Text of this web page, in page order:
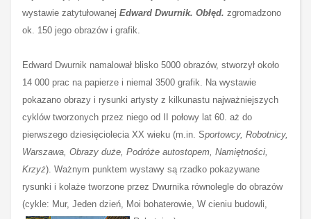
wystawie zatytułowanej Edward Dwurnik. Obłęd. zgromadzono
ok. 150 jego obrazów i grafik.
Edward Dwurnik namalował blisko 5000 obrazów, stworzył około
14 000 prac na papierze i niemal 3500 grafik. Na wystawie
pokazano obrazy i rysunki artysty z kilkunastu najważniejszych
cyklów tworzonych przez niego od II połowy lat 60. aż do
pierwszego dziesięciolecia XX wieku (m.in. Sportowcy, Robotnicy,
Warszawa, Obrazy duże, Podróże autostopem, Namiętności,
Krzyż). Ważnym punktem wystawy są rzadko pokazywane
rysunki i kolaże tworzone przez Dwurnika równolegle do obrazów
(cykle: Mur, Jeden dzień, Moi bohaterowie, W cieniu budowli,